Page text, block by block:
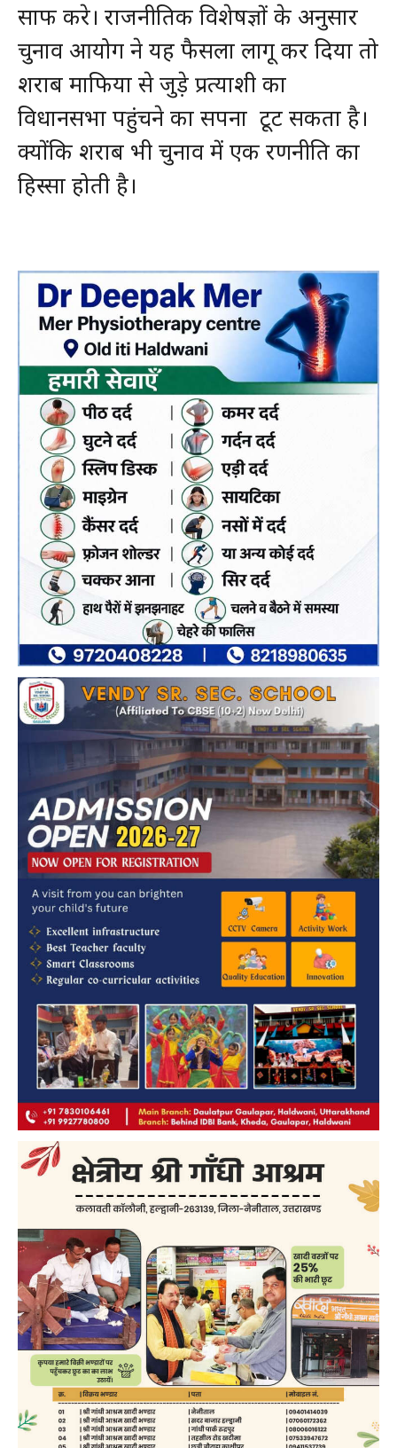
साफ करे। राजनीतिक विशेषज्ञों के अनुसार
चुनाव आयोग ने यह फैसला लागू कर दिया तो
शराब माफिया से जुड़े प्रत्याशी का
विधानसभा पहुंचने का सपना टूट सकता है।
क्योंकि शराब भी चुनाव में एक रणनीति का
हिस्सा होती है।